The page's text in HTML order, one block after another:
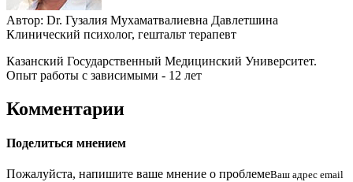
Автор: Dr. Гузалия Мухаматвалиевна Давлетшина
Клинический психолог, гештальт терапевт
Казанский Государственный Медицинский Университет.
Опыт работы с зависимыми - 12 лет
Комментарии
Поделиться мнением
Пожалуйста, напишите ваше мнение о проблемеВаш адрес email